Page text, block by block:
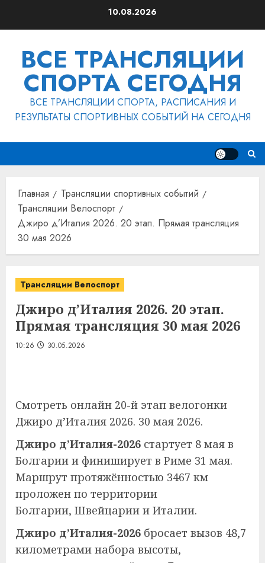
10.08.2026
ВСЕ ТРАНСЛЯЦИИ
СПОРТА СЕГОДНЯ
ВСЕ ТРАНСЛЯЦИИ СПОРТА, РАСПИСАНИЯ И
РЕЗУЛЬТАТЫ СПОРТИВНЫХ СОБЫТИЙ НА СЕГОДНЯ
Главная
Трансляции спортивных событий
Трансляции Велоспорт
Джиро д’Италия 2026. 20 этап. Прямая трансляция
30 мая 2026
Трансляции Велоспорт
Джиро д’Италия 2026. 20 этап.
Прямая трансляция 30 мая 2026
10:26 30.05.2026
Смотреть онлайн 20-й этап велогонки
Джиро д’Италия 2026. 30 мая 2026.
Джиро д’Италия-2026 стартует 8 мая в
Болгарии и финиширует в Риме 31 мая.
Маршрут протяжённостью 3467 км
проложен по территории
Болгарии, Швейцарии и Италии.
Джиро д’Италия-2026 бросает вызов 48,7
километрами набора высоты,